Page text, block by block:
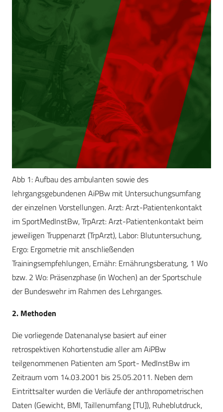
Abb 1: Aufbau des ambulanten sowie des
lehrgangsgebundenen AiPBw mit Untersuchungsumfang
der einzelnen Vorstellungen. Arzt: Arzt-Patientenkontakt
im SportMedInstBw, TrpArzt: Arzt-Patientenkontakt beim
jeweiligen Truppenarzt (TrpArzt), Labor: Blutuntersuchung,
Ergo: Ergometrie mit anschließenden
Trainingsempfehlungen, Ernähr: Ernährungsberatung, 1 Wo
bzw. 2 Wo: Präsenzphase (in Wochen) an der Sportschule
der Bundeswehr im Rahmen des Lehrganges.
2. Methoden
Die vorliegende Datenanalyse basiert auf einer
retrospektiven Kohortenstudie aller am AiPBw
teilgenommenen Patienten am Sport- MedInstBw im
Zeitraum vom 14.03.2001 bis 25.05.2011. Neben dem
Eintrittsalter wurden die Verläufe der anthropometrischen
Daten (Gewicht, BMI, Taillenumfang [TU]), Ruheblutdruck,